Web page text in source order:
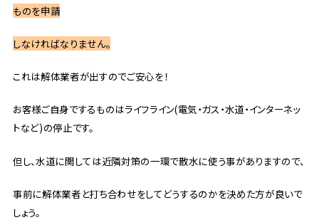
ものを申請
しなければなりません。
これは解体業者が出すのでご安心を！
お客様ご自身でするものはライフライン(電気・ガス・水道・インターネッ
トなど)の停止です。
但し、水道に関しては近隣対策の一環で散水に使う事がありますので、
事前に解体業者と打ち合わせをしてどうするのかを決めた方が良いで
しょう。